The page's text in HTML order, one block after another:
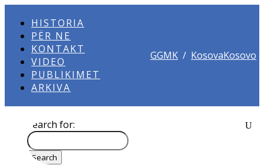
HISTORIA
PËR NE
KONTAKT
VIDEO
PUBLIKIMET
ARKIVA
GGMK / KosovaKosovo
Search for: